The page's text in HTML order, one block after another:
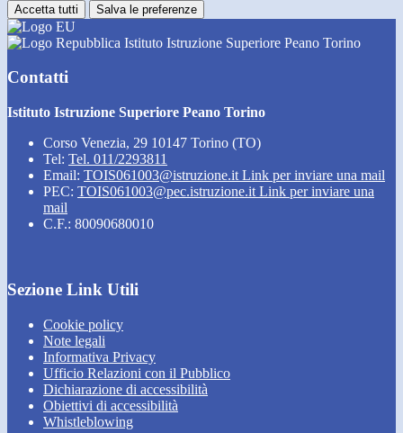
Accetta tutti Salva le preferenze
Istituto Istruzione Superiore Peano Torino
Contatti
Istituto Istruzione Superiore Peano Torino
Corso Venezia, 29 10147 Torino (TO)
Tel: Tel. 011/2293811
Email: TOIS061003@istruzione.it Link per inviare una mail
PEC: TOIS061003@pec.istruzione.it Link per inviare una
mail
C.F.: 80090680010
Sezione Link Utili
Cookie policy
Note legali
Informativa Privacy
Ufficio Relazioni con il Pubblico
Dichiarazione di accessibilità
Obiettivi di accessibilità
Whistleblowing